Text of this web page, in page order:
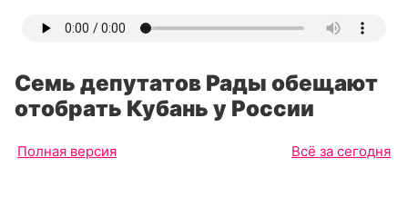
Семь депутатов Рады обещают
отобрать Кубань у России
Полная версия Всё за сегодня